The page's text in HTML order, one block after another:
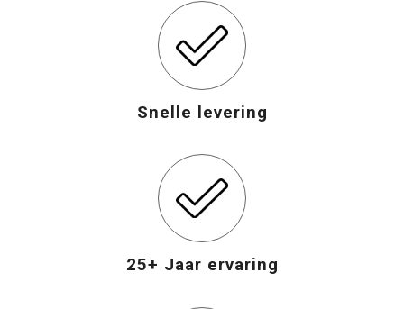
Snelle levering
25+ Jaar ervaring